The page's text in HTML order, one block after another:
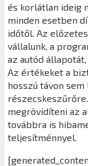
és korlátlan ideig
minden esetben
időtől. Az
vállalunk, a
az autód
Az értékeket a
hosszú távon
megrövidíteni az
továbbra is
teljesítménnyel.